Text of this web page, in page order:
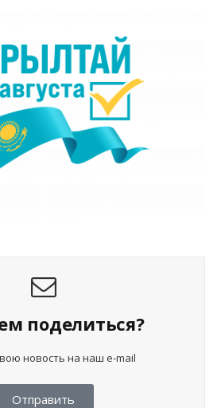
поделиться?
новость на наш e-mail
Отправить